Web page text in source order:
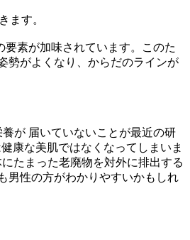
ます。
素が加味されています。このた
勢がよくなり、からだのラインが
が 届いていないことが最近の研
康な美肌ではなくなってしまいま
たまった老廃物を対外に排出する
男性の方がわかりやすいかもしれ